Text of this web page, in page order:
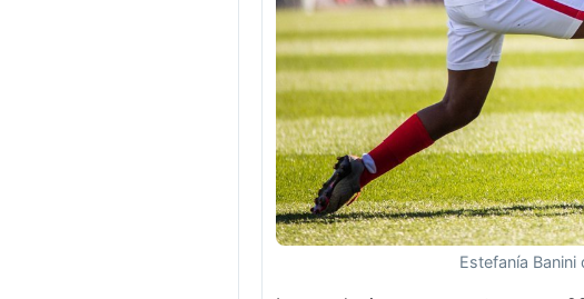
Estefanía